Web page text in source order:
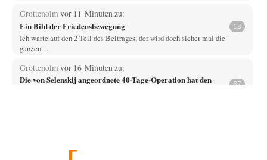
Grottenolm vor 11 Minuten zu:
Ein Bild der Friedensbewegung 13
Ich warte auf den 2 Teil des Beitrages, der wird doch sicher mal die
ganzen…
Grottenolm vor 16 Minuten zu:
Die von Selenskij angeordnete 40-Tage-Operation hat den
67
Es sollte nicht KI heißen, sondern SI - Simulierte Intelligenz. Wenn man